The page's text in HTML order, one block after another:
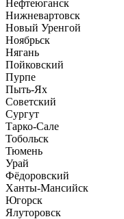
Нефтеюганск
Нижневартовск
Новый Уренгой
Ноябрьск
Нягань
Пойковский
Пурпе
Пыть-Ях
Советский
Сургут
Тарко-Сале
Тобольск
Тюмень
Урай
Фёдоровский
Ханты-Мансийск
Югорск
Ялуторовск